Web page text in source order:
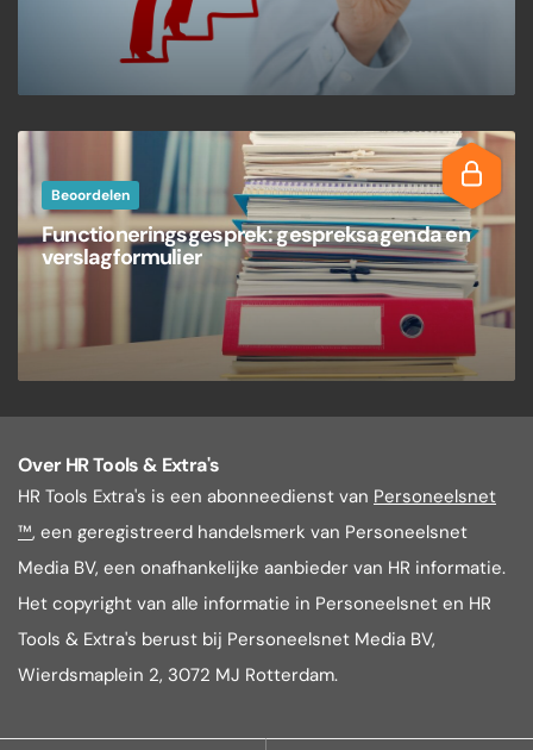
Beoordelen
Functioneringsgesprek: gespreksagenda en
verslagformulier
Over HR Tools & Extra's
HR Tools Extra's is een abonneedienst van Personeelsnet
™, een geregistreerd handelsmerk van Personeelsnet
Media BV, een onafhankelijke aanbieder van HR informatie.
Het copyright van alle informatie in Personeelsnet en HR
Tools & Extra's berust bij Personeelsnet Media BV,
Wierdsmaplein 2, 3072 MJ Rotterdam.